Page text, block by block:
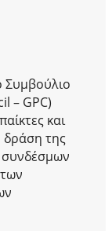
Συμβούλιο
– GPC)
και
δράση της
συνδέσμων